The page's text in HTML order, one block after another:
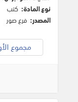
نوع المادة: كتب
المصدر: فرع صور
مجموع